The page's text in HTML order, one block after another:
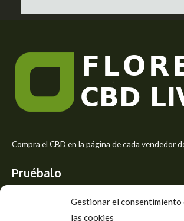
Gestionar el consentimiento
las cookies
r
s
e
Compra el CBD en la página de cada vendedor
Pruébalo
Siente el mejor aroma de las flores CBD y usa